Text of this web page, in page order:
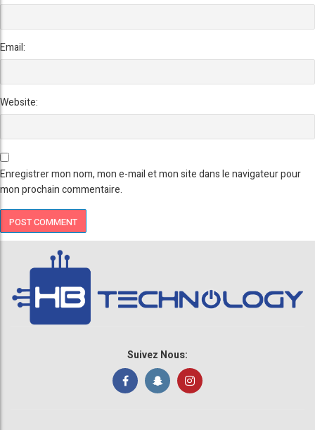
Email:
Website:
Enregistrer mon nom, mon e-mail et mon site dans le navigateur pour
mon prochain commentaire.
Suivez Nous: